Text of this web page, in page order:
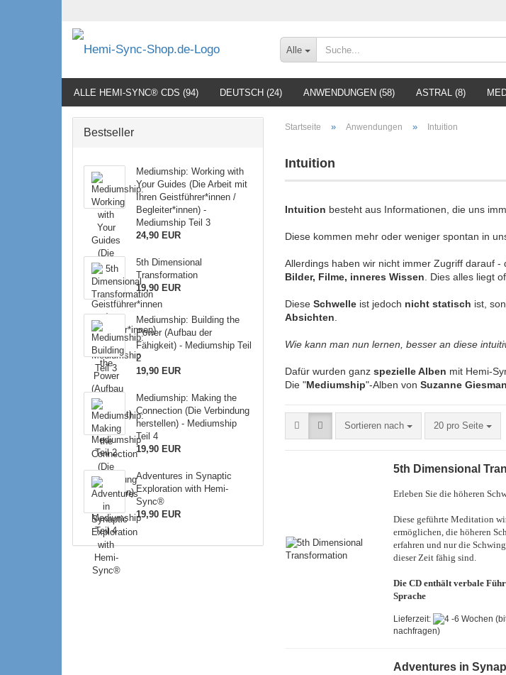
Alle
ALLE HEMI-SYNC® CDS (94) DEUTSCH (24) ANWENDUNGEN (58) ASTRAL (8)
Startseite » Anwendungen » Intuition
Intuition
Intuition besteht aus Informationen, die uns
Diese kommen mehr oder weniger spontan in
Allerdings haben wir nicht immer Zugriff darauf -
Bilder, Filme, inneres Wissen . Dies alles liegt
Diese Schwelle ist jedoch nicht statisch ist,
Absichten
Wie kann man nun lernen, besser an diese
Dafür wurden ganz spezielle Alben mit Hemi-
Die "Mediumship"-Alben von Suzanne
Sortieren nach 20 pro Seite
5th Dimensional
Erleben Sie die höheren
Diese geführte Meditation
ermöglichen, die höheren
erfahren und nur die
dieser Zeit fähig sind.
Die CD enthält verbale
Sprache
Lieferzeit:
nachfragen)
Adventures in
Bestseller
Mediumship: Working with
Your Guides (Die Arbeit mit
Ihren Geistführer*innen /
Begleiter*innen) -
Mediumship Teil 3
24,90 EUR
5th Dimensional
Transformation
19,90 EUR
Mediumship: Building the
Power (Aufbau der
Fähigkeit) - Mediumship Teil
2
19,90 EUR
Mediumship: Making the
Connection (Die Verbindung
herstellen) - Mediumship
Teil 4
19,90 EUR
Adventures in Synaptic
Exploration with Hemi-
Sync®
19,90 EUR